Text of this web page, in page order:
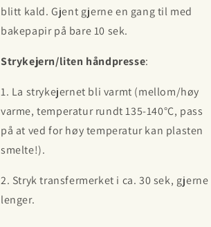
blitt kald. Gjent gjerne en gang til med
bakepapir på bare 10 sek.
Strykejern/liten håndpresse:
1. La strykejernet bli varmt (mellom/høy
varme,temperatur rundt 135-140°C, pass
på at ved for høy temperatur kan plasten
smelte!).
2. Stryk transfermerket i ca. 30 sek, gjerne
lenger.